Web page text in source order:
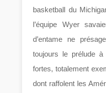
basketball du
l’équipe Wyer
d’entame ne
toujours le prélude
fortes, totalement
dont raffolent les